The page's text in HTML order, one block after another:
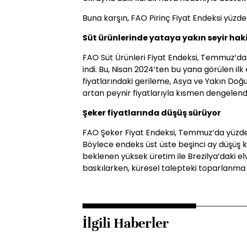
Buna karşın, FAO Pirinç Fiyat Endeksi
Süt ürünlerinde yataya yakın seyir
FAO Süt Ürünleri Fiyat Endeksi,
indi. Bu, Nisan 2024’ten bu yana görülen
fiyatlarındaki gerileme, Asya ve Yakın
artan peynir fiyatlarıyla kısmen
Şeker fiyatlarında düşüş sürüyor
FAO Şeker Fiyat Endeksi, Temmuz’da
Böylece endeks üst üste beşinci ay düşüş
beklenen yüksek üretim ile Brezilya’daki
baskılarken, küresel talepteki toparlanma
İlgili Haberler